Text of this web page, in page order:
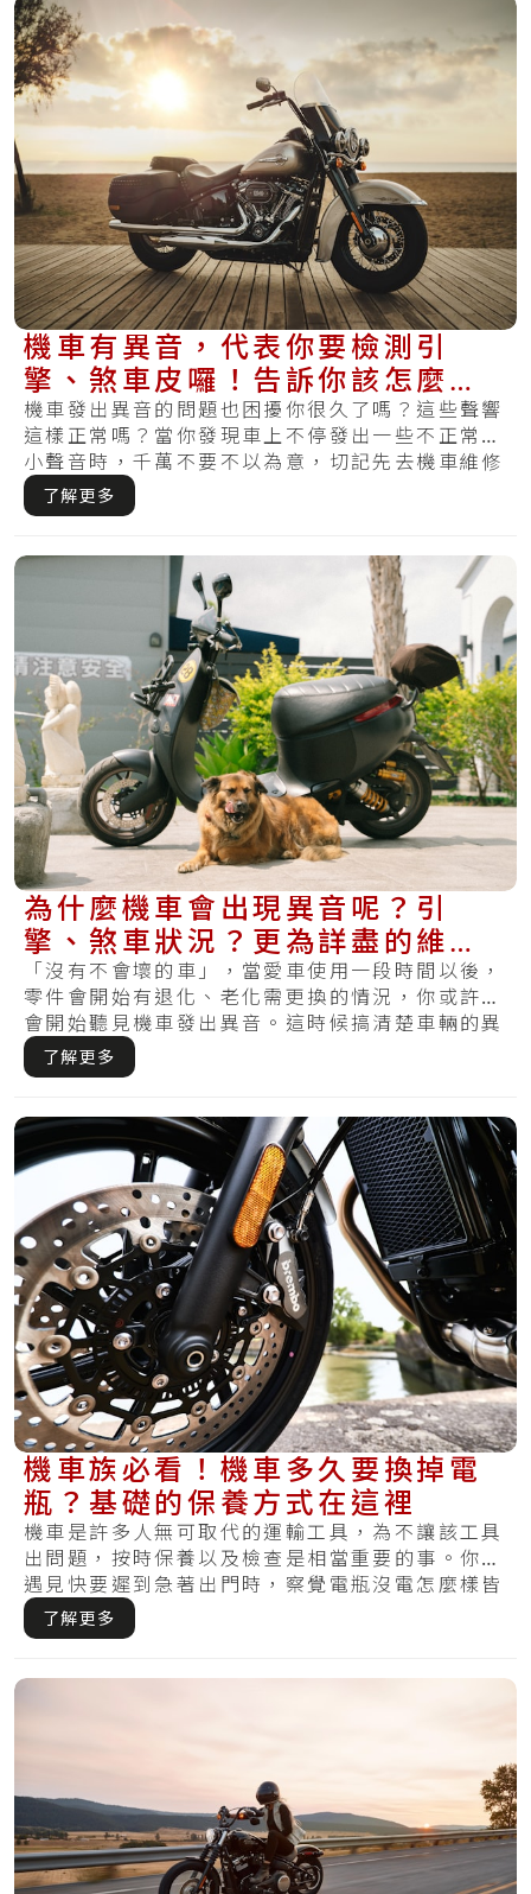
機車有異音，代表你要檢測引
擎、煞車皮囉！告訴你該怎麼維
修，愛車才不會再出聲
機車發出異音的問題也困擾你很久了嗎？這些聲響
這樣正常嗎？當你發現車上不停發出一些不正常的
小聲音時，千萬不要不以為意，切記先去機車維修
行用.....
了解更多
為什麼機車會出現異音呢？引
擎、煞車狀況？更為詳盡的維修
處理方式在這裡
「沒有不會壞的車」，當愛車使用一段時間以後，
零件會開始有退化、老化需更換的情況，你或許也
會開始聽見機車發出異音。這時候搞清楚車輛的異
音就.....
了解更多
機車族必看！機車多久要換掉電
瓶？基礎的保養方式在這裡
機車是許多人無可取代的運輸工具，為不讓該工具
出問題，按時保養以及檢查是相當重要的事。你有
遇見快要遲到急著出門時，察覺電瓶沒電怎麼樣皆
無法.....
了解更多